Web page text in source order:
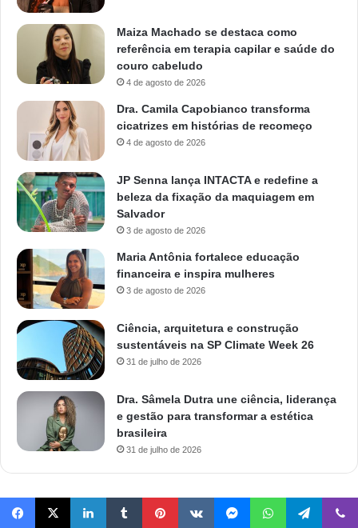
Maiza Machado se destaca como
referência em terapia capilar e saúde do
couro cabeludo
4 de agosto de 2026
Dra. Camila Capobianco transforma
cicatrizes em histórias de recomeço
4 de agosto de 2026
JP Senna lança INTACTA e redefine a
beleza da fixação da maquiagem em
Salvador
3 de agosto de 2026
Maria Antônia fortalece educação
financeira e inspira mulheres
3 de agosto de 2026
Ciência, arquitetura e construção
sustentáveis na SP Climate Week 26
31 de julho de 2026
Dra. Sâmela Dutra une ciência, liderança
e gestão para transformar a estética
brasileira
31 de julho de 2026